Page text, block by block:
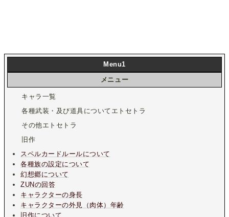
Menu1
メニュー
キャラ一覧
各種武装・及び道具についてエトセトラ
その他エトセトラ
旧作
スペルカードルールについて
各種族の設定について
幻想郷について
ZUNの回答
キャラクターの身長
キャラクターの外見（肉体）年齢
旧作について